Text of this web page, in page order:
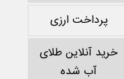
پرداخت ارزی
خرید آنلاین طلای
آب شده